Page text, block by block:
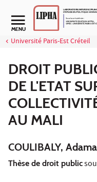
Aller au contenu
Navigation secondaire
MENU
Université Paris-Est Créteil
DROIT
DE L'ETAT
AU MALI
COULIBALY, Adama
Thèse de droit public